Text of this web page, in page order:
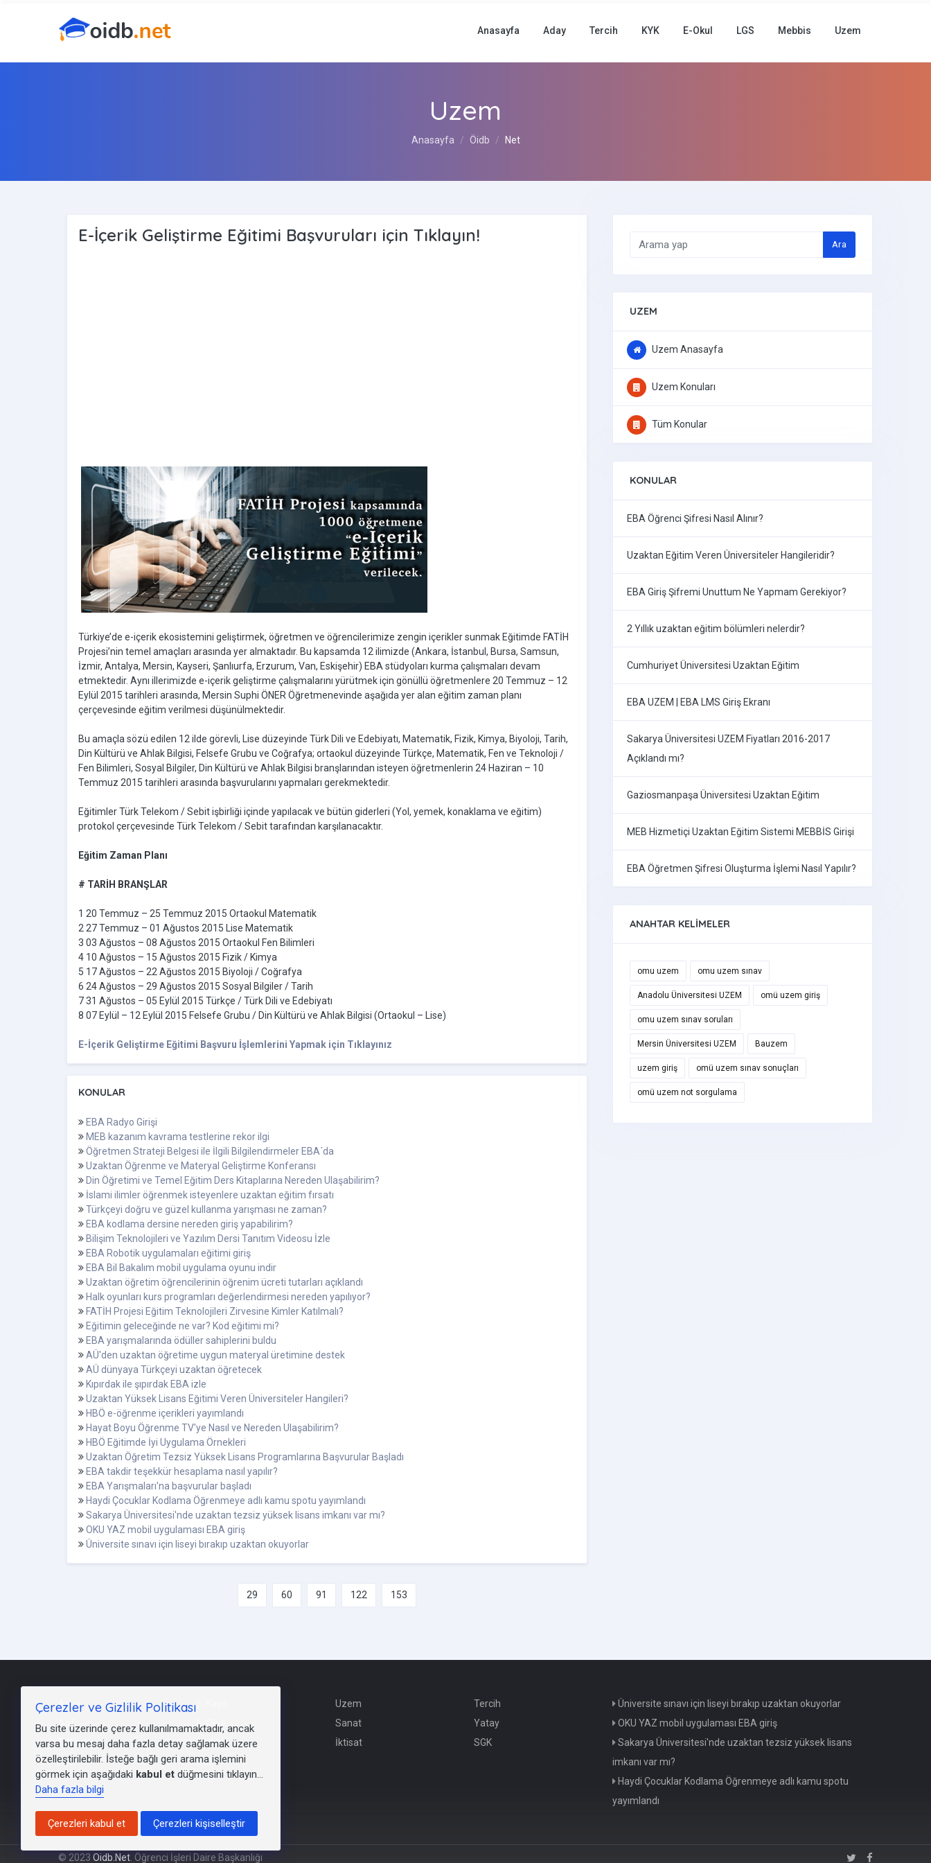
Anasayfa Aday Tercih KYK E-Okul LGS Mebbis Uzem
Uzem
Anasayfa Öidb Net
E-İçerik Geliştirme Eğitimi Başvuruları için Tıklayın!
Türkiye’de e-içerik ekosistemini geliştirmek, öğretmen ve öğrencilerimize zengin içerikler sunmak Eğitimde FATİH
Projesi’nin temel amaçları arasında yer almaktadır. Bu kapsamda 12 ilimizde (Ankara, İstanbul, Bursa, Samsun,
İzmir, Antalya, Mersin, Kayseri, Şanlıurfa, Erzurum, Van, Eskişehir) EBA stüdyoları kurma çalışmaları devam
etmektedir. Aynı illerimizde e-içerik geliştirme çalışmalarını yürütmek için gönüllü öğretmenlere 20 Temmuz – 12
Eylül 2015 tarihleri arasında, Mersin Suphi ÖNER Öğretmenevinde aşağıda yer alan eğitim zaman planı
çerçevesinde eğitim verilmesi düşünülmektedir.
Bu amaçla sözü edilen 12 ilde görevli, Lise düzeyinde Türk Dili ve Edebiyatı, Matematik, Fizik, Kimya, Biyoloji, Tarih,
Din Kültürü ve Ahlak Bilgisi, Felsefe Grubu ve Coğrafya; ortaokul düzeyinde Türkçe, Matematik, Fen ve Teknoloji /
Fen Bilimleri, Sosyal Bilgiler, Din Kültürü ve Ahlak Bilgisi branşlarından isteyen öğretmenlerin 24 Haziran – 10
Temmuz 2015 tarihleri arasında başvurularını yapmaları gerekmektedir.
Eğitimler Türk Telekom / Sebit işbirliği içinde yapılacak ve bütün giderleri (Yol, yemek, konaklama ve eğitim)
protokol çerçevesinde Türk Telekom / Sebit tarafından karşılanacaktır.
Eğitim Zaman Planı
# TARİH BRANŞLAR
1 20 Temmuz – 25 Temmuz 2015 Ortaokul Matematik
2 27 Temmuz – 01 Ağustos 2015 Lise Matematik
3 03 Ağustos – 08 Ağustos 2015 Ortaokul Fen Bilimleri
4 10 Ağustos – 15 Ağustos 2015 Fizik / Kimya
5 17 Ağustos – 22 Ağustos 2015 Biyoloji / Coğrafya
6 24 Ağustos – 29 Ağustos 2015 Sosyal Bilgiler / Tarih
7 31 Ağustos – 05 Eylül 2015 Türkçe / Türk Dili ve Edebiyatı
8 07 Eylül – 12 Eylül 2015 Felsefe Grubu / Din Kültürü ve Ahlak Bilgisi (Ortaokul – Lise)
E-İçerik Geliştirme Eğitimi Başvuru İşlemlerini Yapmak için Tıklayınız
KONULAR
EBA Radyo Girişi
MEB kazanım kavrama testlerine rekor ilgi
Öğretmen Strateji Belgesi ile İlgili Bilgilendirmeler EBA´da
Uzaktan Öğrenme ve Materyal Geliştirme Konferansı
Din Öğretimi ve Temel Eğitim Ders Kitaplarına Nereden Ulaşabilirim?
İslami ilimler öğrenmek isteyenlere uzaktan eğitim fırsatı
Türkçeyi doğru ve güzel kullanma yarışması ne zaman?
EBA kodlama dersine nereden giriş yapabilirim?
Bilişim Teknolojileri ve Yazılım Dersi Tanıtım Videosu İzle
EBA Robotik uygulamaları eğitimi giriş
EBA Bil Bakalım mobil uygulama oyunu indir
Uzaktan öğretim öğrencilerinin öğrenim ücreti tutarları açıklandı
Halk oyunları kurs programları değerlendirmesi nereden yapılıyor?
FATİH Projesi Eğitim Teknolojileri Zirvesine Kimler Katılmalı?
Eğitimin geleceğinde ne var? Kod eğitimi mi?
EBA yarışmalarında ödüller sahiplerini buldu
AÜ'den uzaktan öğretime uygun materyal üretimine destek
AÜ dünyaya Türkçeyi uzaktan öğretecek
Kıpırdak ile şıpırdak EBA izle
Uzaktan Yüksek Lisans Eğitimi Veren Üniversiteler Hangileri?
HBÖ e-öğrenme içerikleri yayımlandı
Hayat Boyu Öğrenme TV'ye Nasıl ve Nereden Ulaşabilirim?
HBÖ Eğitimde İyi Uygulama Örnekleri
Uzaktan Öğretim Tezsiz Yüksek Lisans Programlarına Başvurular Başladı
EBA takdir teşekkür hesaplama nasıl yapılır?
EBA Yarışmaları'na başvurular başladı
Haydi Çocuklar Kodlama Öğrenmeye adlı kamu spotu yayımlandı
Sakarya Üniversitesi'nde uzaktan tezsiz yüksek lisans imkanı var mı?
OKU YAZ mobil uygulaması EBA giriş
Üniversite sınavı için liseyi bırakıp uzaktan okuyorlar
29 60 91 122 153
Ara
UZEM
Uzem Anasayfa
Uzem Konuları
Tüm Konular
KONULAR
EBA Öğrenci Şifresi Nasıl Alınır?
Uzaktan Eğitim Veren Üniversiteler Hangileridir?
EBA Giriş Şifremi Unuttum Ne Yapmam Gerekiyor?
2 Yıllık uzaktan eğitim bölümleri nelerdir?
Cumhuriyet Üniversitesi Uzaktan Eğitim
EBA UZEM | EBA LMS Giriş Ekranı
Sakarya Üniversitesi UZEM Fiyatları 2016-2017
Açıklandı mı?
Gaziosmanpaşa Üniversitesi Uzaktan Eğitim
MEB Hizmetiçi Uzaktan Eğitim Sistemi MEBBİS Girişi
EBA Öğretmen Şifresi Oluşturma İşlemi Nasıl Yapılır?
ANAHTAR KELIMELER
omu uzem omu uzem sınav
Anadolu Üniversitesi UZEM omü uzem giriş
omu uzem sınav soruları
Mersin Üniversitesi UZEM Bauzem
uzem giriş omü uzem sınav sonuçları
omü uzem not sorgulama
Aday
Aöf
E-Kimlik
KYK
E-Okul
Mebbis
LGS
Uzem
Sanat
İktisat
Tercih
Yatay
SGK
Üniversite sınavı için liseyi bırakıp uzaktan okuyorlar
OKU YAZ mobil uygulaması EBA giriş
Sakarya Üniversitesi'nde uzaktan tezsiz yüksek lisans
imkanı var mı?
Haydi Çocuklar Kodlama Öğrenmeye adlı kamu spotu
yayımlandı
© 2023 Oidb.Net . Öğrenci İşleri Daire Başkanlığı
Çerezler ve Gizlilik Politikası
Bu site üzerinde çerez kullanılmamaktadır, ancak
varsa bu mesaj daha fazla detay sağlamak üzere
özelleştirilebilir. İsteğe bağlı geri arama işlemini
görmek için aşağıdaki kabul et düğmesini tıklayın...
Daha fazla bilgi
Çerezleri kabul et Çerezleri kişiselleştir